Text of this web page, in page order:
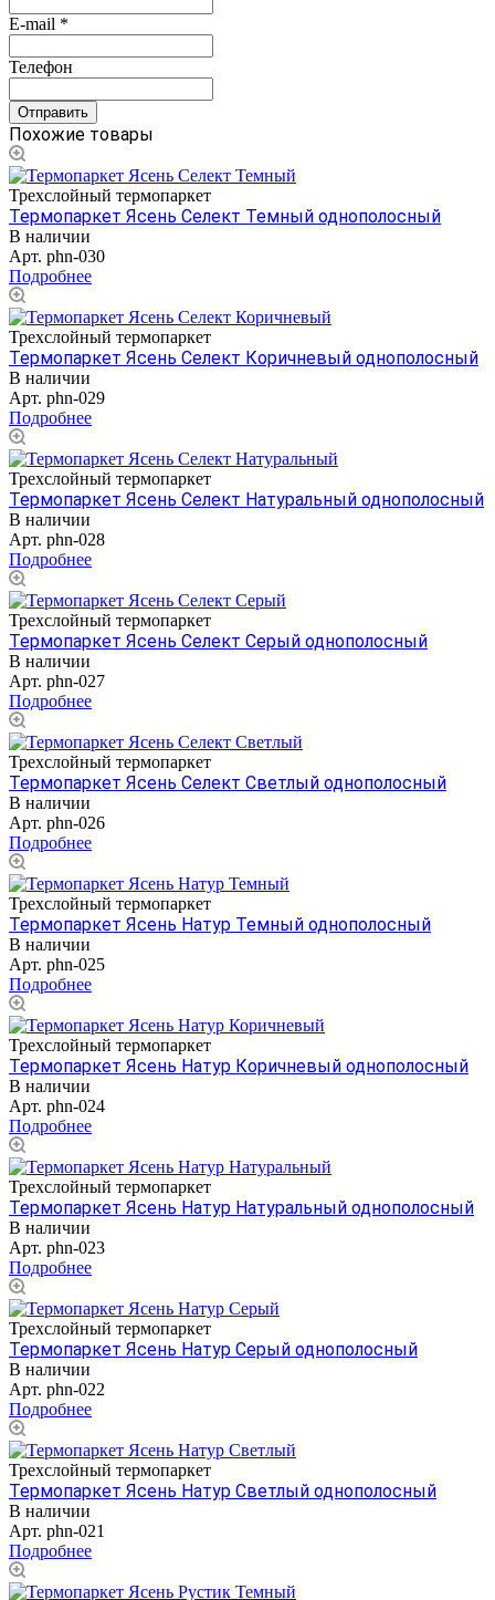
E-mail *
Телефон
Похожие товары
Трехслойный термопаркет
Термопаркет Ясень Селект Темный однополосный
В наличии
Арт. phn-030
Подробнее
Трехслойный термопаркет
Термопаркет Ясень Селект Коричневый однополосный
В наличии
Арт. phn-029
Подробнее
Трехслойный термопаркет
Термопаркет Ясень Селект Натуральный однополосный
В наличии
Арт. phn-028
Подробнее
Трехслойный термопаркет
Термопаркет Ясень Селект Серый однополосный
В наличии
Арт. phn-027
Подробнее
Трехслойный термопаркет
Термопаркет Ясень Селект Светлый однополосный
В наличии
Арт. phn-026
Подробнее
Трехслойный термопаркет
Термопаркет Ясень Натур Темный однополосный
В наличии
Арт. phn-025
Подробнее
Трехслойный термопаркет
Термопаркет Ясень Натур Коричневый однополосный
В наличии
Арт. phn-024
Подробнее
Трехслойный термопаркет
Термопаркет Ясень Натур Натуральный однополосный
В наличии
Арт. phn-023
Подробнее
Трехслойный термопаркет
Термопаркет Ясень Натур Серый однополосный
В наличии
Арт. phn-022
Подробнее
Трехслойный термопаркет
Термопаркет Ясень Натур Светлый однополосный
В наличии
Арт. phn-021
Подробнее